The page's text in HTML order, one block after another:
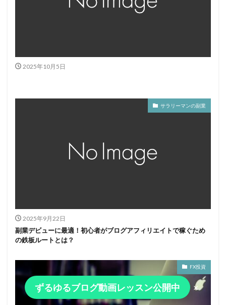
2025年10月5日
サラリーマンの副業
2025年9月22日
副業デビューに最適！初心者がブログアフィリエイトで稼ぐため
の鉄板ルートとは？
FX投資
ずるゆるブログ動画レッスン公開中 ×